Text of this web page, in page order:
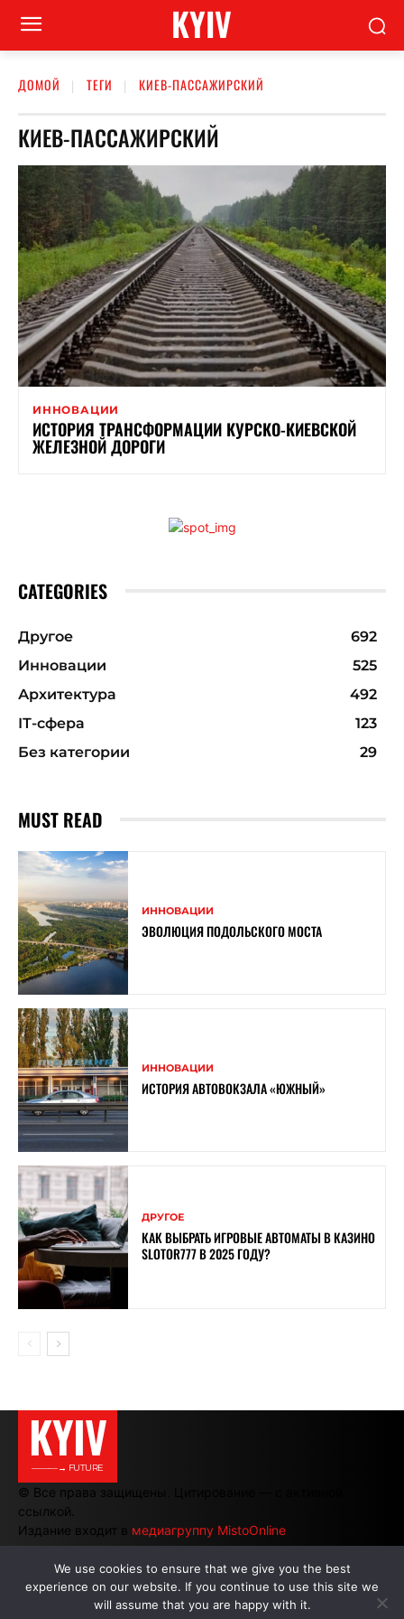
KYIV
ДОМОЙ ТЕГИ КИЕВ-ПАССАЖИРСКИЙ
КИЕВ-ПАССАЖИРСКИЙ
ИННОВАЦИИ
ИСТОРИЯ ТРАНСФОРМАЦИИ КУРСКО-КИЕВСКОЙ
ЖЕЛЕЗНОЙ ДОРОГИ
CATEGORIES
Другое
692
Инновации
525
Архитектура
492
ІТ-сфера
123
Без категории
29
MUST READ
ИННОВАЦИИ
ЭВОЛЮЦИЯ ПОДОЛЬСКОГО МОСТА
ИННОВАЦИИ
ИСТОРИЯ АВТОВОКЗАЛА «ЮЖНЫЙ»
ДРУГОЕ
КАК ВЫБРАТЬ ИГРОВЫЕ АВТОМАТЫ В КАЗИНО
SLOTOR777 В 2025 ГОДУ?
KYIV
———→ FUTURE
© Все права защищены. Цитирование — с активной
ссылкой.
Издание входит в медиагруппу MistoOnline
АВТОРЫ | РЕКЛАМА НА САЙТЕ
We use cookies to ensure that we give you the best
experience on our website. If you continue to use this site we
will assume that you are happy with it.